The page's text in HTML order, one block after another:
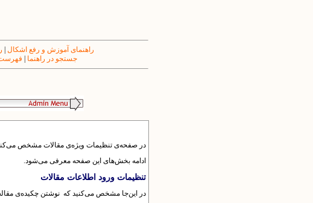
راهنمای آموزش و رفع اشکال
جستجو در راهنما
فهرست
در صفحه‌ی تنظیمات ویژه‌ی مقالات مشخص می‌کنیم
ادامه بخش‌های این صفحه معرفی می‌شود.
تنظیمات ورود اطلاعات مقالات
در این‌جا مشخص می‌کنید که نوشتن چکیده‌ی مقاله،